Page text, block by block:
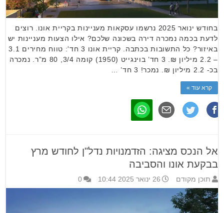
בחודש ינואר 2025 נרשמו עסקאות מעניינות בקריית אונו. רוצים
לדעת בכמה נמכרה דירה בשכונה שלכם? אילו הצעות מעניינות יש
באיזור? כל התשובות בכתבה. קריית אונו 3 חד': טווח מחירים 3.1
– 2.2 מיליון ₪. 3 חד’ בוינגייט (1950) קומה 3/4, 80 מ”ר. נמכרה
בכ- 2.2 מיליון ₪. נמכר! 3 חד’ …
קרא עוד »
אל הנכס מציגה: הזדמנויות נדל"ן לחודש מרץ
בבקעת אונו והסביבה
תוכן מקודם 26 ינואר 2025 10:44 0